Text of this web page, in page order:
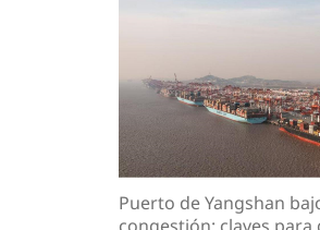
Puerto de Yangshan